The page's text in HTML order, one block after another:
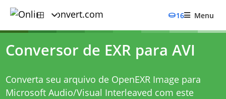
16 Menu
Conversor de EXR para AVI
Converta seu arquivo de OpenEXR Image para
Microsoft Audio/Visual Interleaved com este